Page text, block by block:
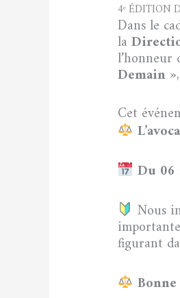
4ᵉ ÉDITION
Dans le
la
l’honneur
Demain »
Cet
Du 06
Nous
figurant